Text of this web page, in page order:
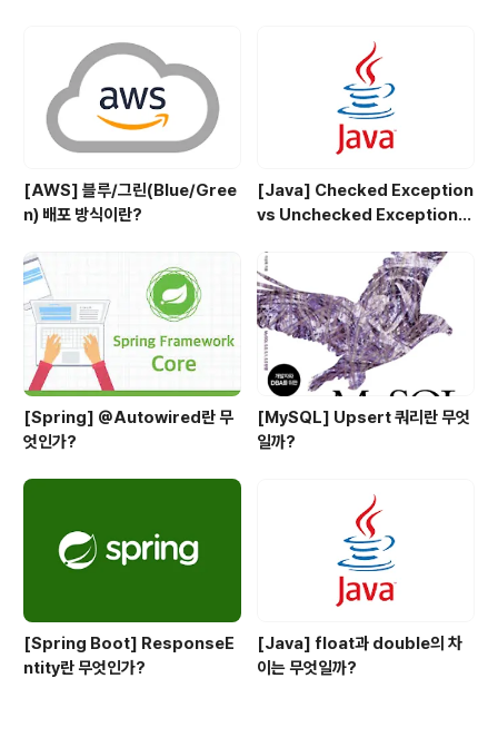
[AWS] 블루/그린(Blue/Gree
n) 배포 방식이란?
[Java] Checked Exception
vs Unchecked Exception
[Spring] @Autowired란 무
엇인가?
[MySQL] Upsert 쿼리란 무엇
일까?
[Spring Boot] ResponseE
ntity란 무엇인가?
[Java] float과 double의 차
이는 무엇일까?